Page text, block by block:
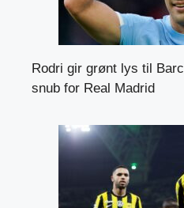
Rodri gir grønt lys til
snub for Real Madrid